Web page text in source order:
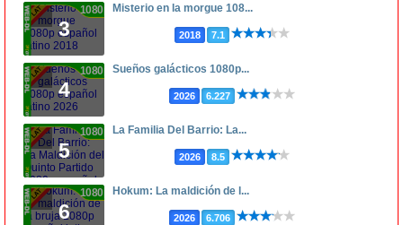
3
1080p Misterio en la morgue 108...
2018 7.1
4
1080p Sueños galácticos 1080p...
2026 6.227
5
1080p La Familia Del Barrio: La...
2026 8.5
6
1080p Hokum: La maldición de l...
2026 6.706